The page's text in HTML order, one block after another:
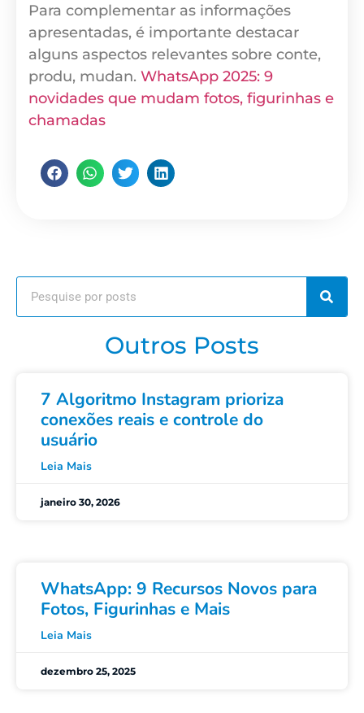
Para complementar as informações
apresentadas, é importante destacar
alguns aspectos relevantes sobre conte,
produ, mudan. WhatsApp 2025: 9
novidades que mudam fotos, figurinhas e
chamadas
Outros Posts
7 Algoritmo Instagram prioriza
conexões reais e controle do
usuário
Leia Mais
janeiro 30, 2026
WhatsApp: 9 Recursos Novos para
Fotos, Figurinhas e Mais
Leia Mais
dezembro 25, 2025